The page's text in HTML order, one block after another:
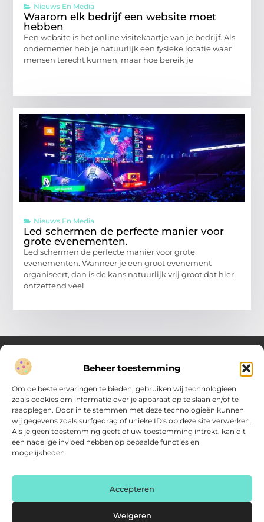
Beheer toestemming
Om de beste ervaringen te bieden, gebruiken wij technologieën
zoals cookies om informatie over je apparaat op te slaan en/of te
raadplegen. Door in te stemmen met deze technologieën kunnen
wij gegevens zoals surfgedrag of unieke ID's op deze site verwerken.
Als je geen toestemming geeft of uw toestemming intrekt, kan dit
een nadelige invloed hebben op bepaalde functies en
mogelijkheden.
Accepteren
Weigeren
Nieuws En Media
Waarom elk bedrijf een website moet
hebben
Een website is het online visitekaartje van je bedrijf. Als
ondernemer heb je natuurlijk een fysieke locatie waar
mensen terecht kunnen, maar hoe bereik je
Nieuws En Media
Led schermen de perfecte manier voor
grote evenementen.
Led schermen de perfecte manier voor grote
evenementen. Wanneer je een groot evenement
organiseert, dan is de kans natuurlijk vrij groot dat hier
ontzettend veel
Inzicht en inspiratie voor jouw dagelijkse keuzes
Ontdek gevarieerde content vol praktische tips, doordachte
inzichten en vernieuwende ideeën. Alles wat je nodig hebt om
met meer overzicht.